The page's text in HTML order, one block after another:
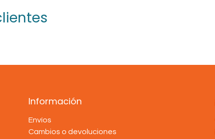
Información
Envíos
Cambios o devoluciones